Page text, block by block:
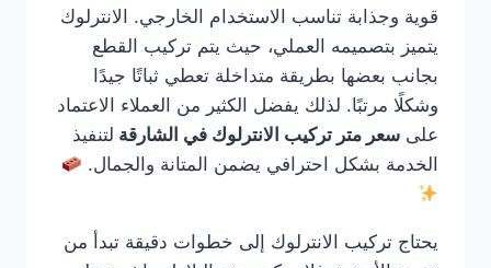
قوية وجذابة تناسب الاستخدام الخارجي. الانترلوك
يتميز بتصميمه العملي، حيث يتم تركيب القطع
بجانب بعضها بطريقة متداخلة تعطي ثباتًا جيدًا
وشكلًا مرتبًا. لذلك يفضل الكثير من العملاء الاعتماد
على سعر متر تركيب الانترلوك في الشارقة لتنفيذ
الخدمة بشكل احترافي يضمن المتانة والجمال.
يحتاج تركيب الانترلوك إلى خطوات دقيقة تبدأ من